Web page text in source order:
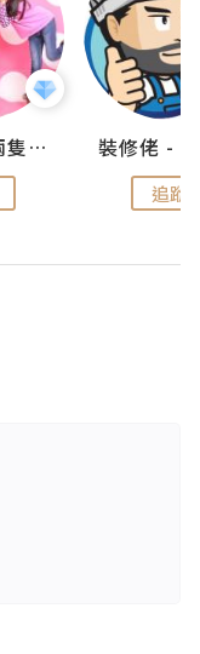
儍媽媽與兩隻小魔怪之家
追蹤